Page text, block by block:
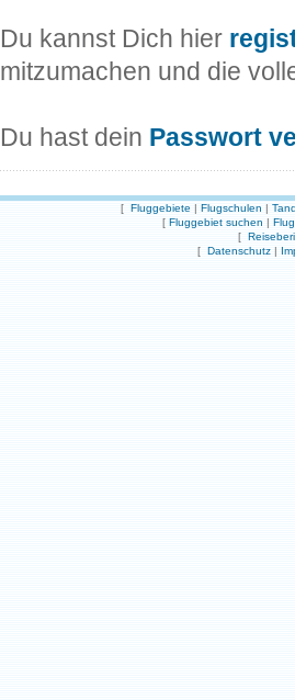
Du kannst Dich hier
mitzumachen und die
Du hast dein Passwort
[ Fluggebiete | Flugschulen |
[ Fluggebiet suchen |
[
[ Datenschutz |